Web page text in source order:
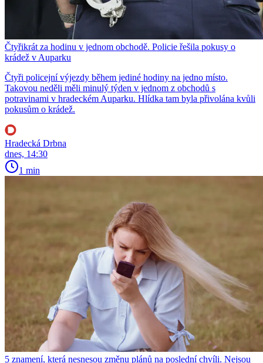
Čtyřikrát za hodinu v jednom obchodě. Policie řešila pokusy o
krádež v Auparku
Čtyři policejní výjezdy během jediné hodiny na jedno místo.
Takovou neděli měli minulý týden v jednom z obchodů s
potravinami v hradeckém Auparku. Hlídka tam byla přivolána kvůli
pokusům o krádež.
Hradecká Drbna
dnes, 14:30
1 min
5 znamení, která nesnesou změnu plánů na poslední chvíli. Nejsou